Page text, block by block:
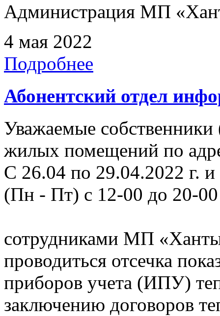
Администрация МП
4 мая 2022
Подробнее
Абонентский отдел
Уважаемые собственники
жилых помещений по
С 26.04 по 29.04.2022 г. и
(Пн - Пт) с 12-00 до 20-00
сотрудниками МП
проводиться отсечка
приборов учета (ИПУ)
заключению договоров